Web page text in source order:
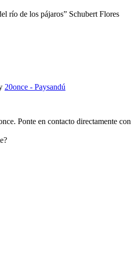
río de los pájaros” Schubert Flores
20once - Paysandú
Ponte en contacto directamente con